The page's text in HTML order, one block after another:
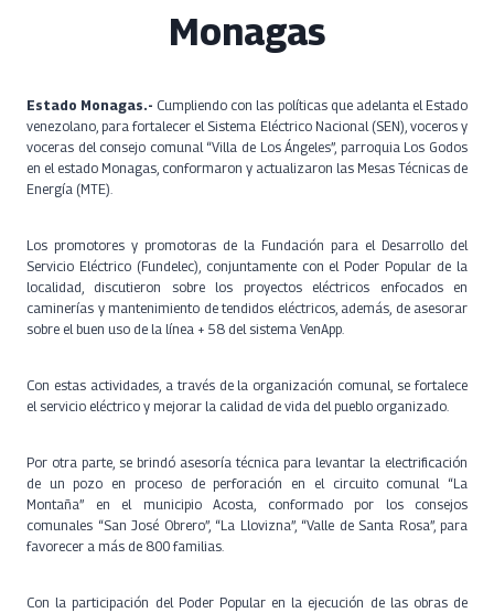
Monagas
Estado Monagas.- Cumpliendo con las políticas que adelanta el Estado
venezolano, para fortalecer el Sistema Eléctrico Nacional (SEN), voceros y
voceras del consejo comunal “Villa de Los Ángeles”, parroquia Los Godos
en el estado Monagas, conformaron y actualizaron las Mesas Técnicas de
Energía (MTE).
Los promotores y promotoras de la Fundación para el Desarrollo del
Servicio Eléctrico (Fundelec), conjuntamente con el Poder Popular de la
localidad, discutieron sobre los proyectos eléctricos enfocados en
caminerías y mantenimiento de tendidos eléctricos, además, de asesorar
sobre el buen uso de la línea + 58 del sistema VenApp.
Con estas actividades, a través de la organización comunal, se fortalece
el servicio eléctrico y mejorar la calidad de vida del pueblo organizado.
Por otra parte, se brindó asesoría técnica para levantar la electrificación
de un pozo en proceso de perforación en el circuito comunal “La
Montaña” en el municipio Acosta, conformado por los consejos
comunales “San José Obrero”, “La Llovizna”, “Valle de Santa Rosa”, para
favorecer a más de 800 familias.
Con la participación del Poder Popular en la ejecución de las obras de